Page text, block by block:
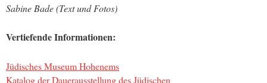
Sabine Bade (Text und Fotos)
Vertiefende Informationen:
Jüdisches Museum Hohenems
Katalog der Dauerausstellung des Jüdischen